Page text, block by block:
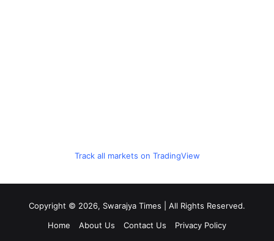
Track all markets on TradingView
Copyright © 2026, Swarajya Times | All Rights Reserved.
Home
About Us Contact Us Privacy Policy